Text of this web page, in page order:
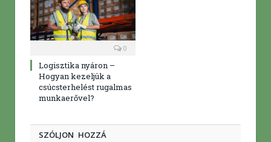
0
Logisztika nyáron –
Hogyan kezeljük a
csúcsterhelést rugalmas
munkaerővel?
SZÓLJON HOZZÁ